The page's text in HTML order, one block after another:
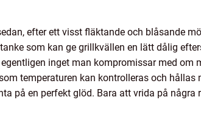
efter ett visst fläktande och blåsande
som kan ge grillkvällen en lätt dålig
inget man kompromissar med om
temperaturen kan kontrolleras och hållas
på en perfekt glöd. Bara att vrida på några